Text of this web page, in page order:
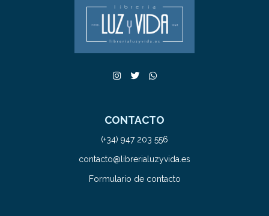
CONTACTO
(+34) 947 203 556
contacto@librerialuzyvida.es
Formulario de contacto